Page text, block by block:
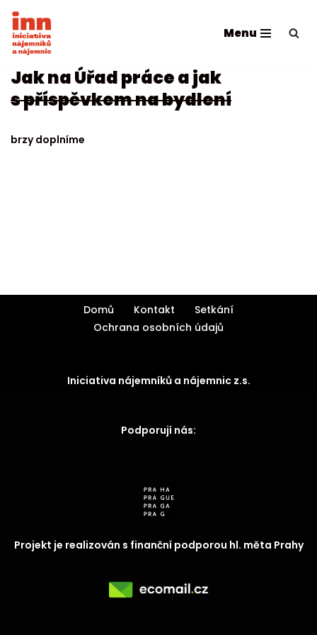
Přeskočit
na
obsah
Menu
Jak na Úřad práce a jak
s příspěvkem na bydlení
brzy doplníme
Domů Kontakt
Setkání
Ochrana osobních údajů
Iniciativa nájemníků a nájemnic z.s.
Podporují nás:
Projekt je realizován s finanční podporou hl. měta Prahy